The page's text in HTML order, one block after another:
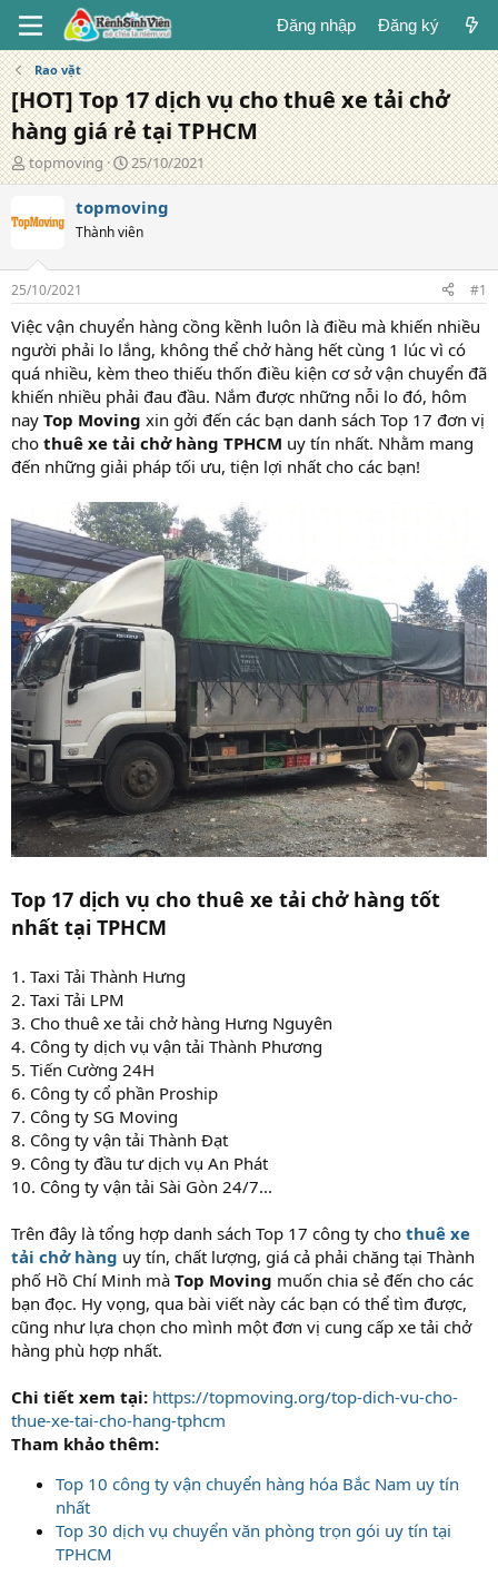
Đăng nhập Đăng ký
Rao vặt
[HOT] Top 17 dịch vụ cho thuê xe tải chở
hàng giá rẻ tại TPHCM
T
á
g
ả
topmoving
N
g
à
y
đ
g
25/10/2021
topmoving
Thành viên
25/10/2021 #1
Việc vận chuyển hàng cồng kềnh luôn là điều mà khiến nhiều
người phải lo lắng, không thể chở hàng hết cùng 1 lúc vì có
quá nhiều, kèm theo thiếu thốn điều kiện cơ sở vận chuyển đã
khiến nhiều phải đau đầu. Nắm được những nỗi lo đó, hôm
nay Top Moving xin gởi đến các bạn danh sách Top 17 đơn vị
cho thuê xe tải chở hàng TPHCM uy tín nhất. Nhằm mang
đến những giải pháp tối ưu, tiện lợi nhất cho các bạn!
Top 17 dịch vụ cho thuê xe tải chở hàng tốt
nhất tại TPHCM
1. Taxi Tải Thành Hưng
2. Taxi Tải LPM
3. Cho thuê xe tải chở hàng Hưng Nguyên
4. Công ty dịch vụ vận tải Thành Phương
5. Tiến Cường 24H
6. Công ty cổ phần Proship
7. Công ty SG Moving
8. Công ty vận tải Thành Đạt
9. Công ty đầu tư dịch vụ An Phát
10. Công ty vận tải Sài Gòn 24/7...
Trên đây là tổng hợp danh sách Top 17 công ty cho thuê xe
tải chở hàng uy tín, chất lượng, giá cả phải chăng tại Thành
phố Hồ Chí Minh mà Top Moving muốn chia sẻ đến cho các
bạn đọc. Hy vọng, qua bài viết này các bạn có thể tìm được,
cũng như lựa chọn cho mình một đơn vị cung cấp xe tải chở
hàng phù hợp nhất.
Chi tiết xem tại: https://topmoving.org/top-dich-vu-cho-
thue-xe-tai-cho-hang-tphcm
Tham khảo thêm:
Top 10 công ty vận chuyển hàng hóa Bắc Nam uy tín
nhất
Top 30 dịch vụ chuyển văn phòng trọn gói uy tín tại
TPHCM